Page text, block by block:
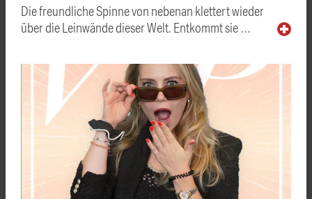
Die freundliche Spinne von nebenan klettert wieder
über die Leinwände dieser Welt. Entkommt sie …